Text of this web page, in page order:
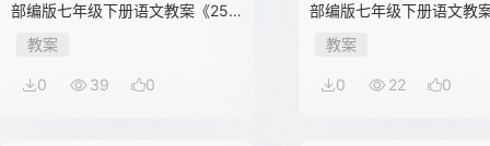
部编版七年级下册语文教案《25
活板》02
教案
0 39 0
部编版七年级下册语文教
活板》01
教案
0 22 0